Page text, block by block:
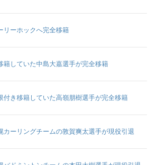
リーホックへ完全移籍
籍していた中島大嘉選手が完全移籍
付き移籍していた高嶺朋樹選手が完全移籍
カーリングチームの敦賀爽太選手が現役引退